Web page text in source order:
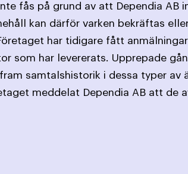
fås på grund av att Dependia AB
kan därför varken bekräftas
har tidigare fått
som har levererats. Upprepade
samtalshistorik i dessa typer av
meddelat Dependia AB att de